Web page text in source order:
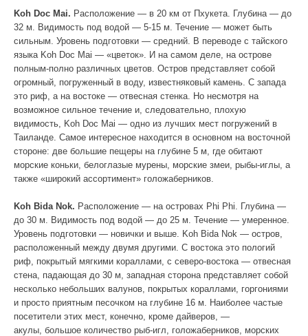
Koh Doc Mai. Расположение — в 20 км от Пхукета. Глубина — до
32 м. Видимость под водой — 5-15 м. Течение — может быть
сильным. Уровень подготовки — средний. В переводе с тайского
языка Koh Doc Mai — «цветок». И на самом деле, на острове
полным-полно различных цветов. Остров представляет собой
огромный, погруженный в воду, известняковый камень. С запада
это риф, а на востоке — отвесная стенка. Но несмотря на
возможное сильное течение и, следовательно, плохую
видимость, Koh Doc Mai — одно из лучших мест погружений в
Таиланде. Самое интересное находится в основном на восточной
стороне: две большие пещеры на глубине 5 м, где обитают
морские коньки, белоглазые мурены, морские змеи, рыбы-иглы, а
также «широкий ассортимент» голожаберников.
Koh Bida Nok. Расположение — на островах Phi Phi. Глубина —
до 30 м. Видимость под водой — до 25 м. Течение — умеренное.
Уровень подготовки — новички и выше. Koh Bida Nok — остров,
расположенный между двумя другими. С востока это пологий
риф, покрытый мягкими кораллами, с северо-востока — отвесная
стена, падающая до 30 м, западная сторона представляет собой
несколько небольших валунов, покрытых кораллами, горгониями
и просто приятным песочком на глубине 16 м. Наиболее частые
посетители этих мест, конечно, кроме дайверов, —
акулы, большое количество рыб-игл, голожаберников, морских